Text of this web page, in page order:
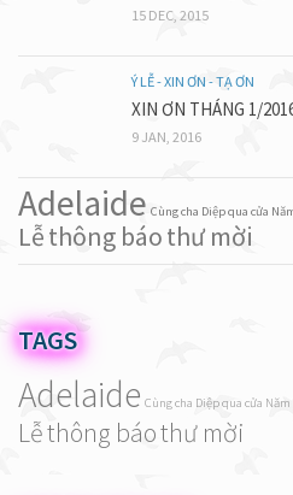
15 DEC, 2015
Ý LỄ - XIN ƠN - TẠ ƠN
XIN ƠN THÁNG 1/
9 JAN, 2016
Adelaide Cùng cha Diệp qua cửa
Lễthông báothư mời
TAGS
Adelaide Cùng cha Diệp qua cửa
Lễthông báothư mời